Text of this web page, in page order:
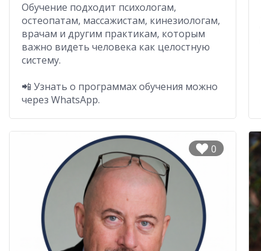
Обучение подходит психологам,
остеопатам, массажистам, кинезиологам,
врачам и другим практикам, которым
важно видеть человека как целостную
систему.
📲 Узнать о программах обучения можно
через WhatsApp.
0